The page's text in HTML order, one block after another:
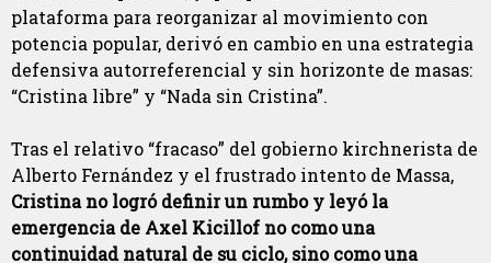
plataforma para reorganizar al movimiento con
potencia popular, derivó en cambio en una estrategia
defensiva autorreferencial y sin horizonte de masas:
“Cristina libre” y “Nada sin Cristina”.
Tras el relativo “fracaso” del gobierno kirchnerista de
Alberto Fernández y el frustrado intento de Massa,
Cristina no logró definir un rumbo y leyó la
emergencia de Axel Kicillof no como una
continuidad natural de su ciclo, sino como una